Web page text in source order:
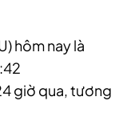
hôm nay là
giờ qua, tương